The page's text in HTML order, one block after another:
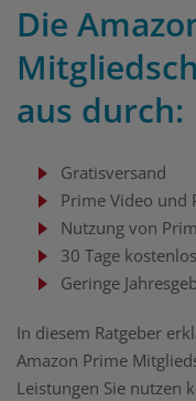
Die
aus durch:
Gratisversand
Prime Video und
Nutzung von
30 Tage
Geringe
In diesem Ratgeber
Amazon Prime
Leistungen Sie nutzen